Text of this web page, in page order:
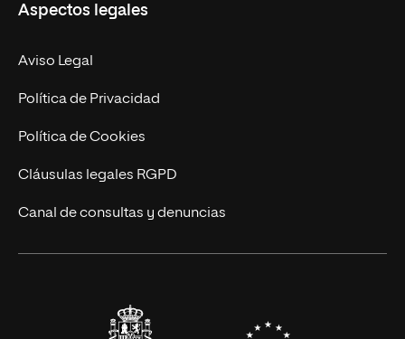
Empresa
MBA
Marketing y Comunicación
Ingeniería
Diseño
Ciencias de la Salud
Nuestro Equipo
Contacto
Aspectos legales
Aviso Legal
Política de Privacidad
Política de Cookies
Cláusulas legales RGPD
Canal de consultas y denuncias